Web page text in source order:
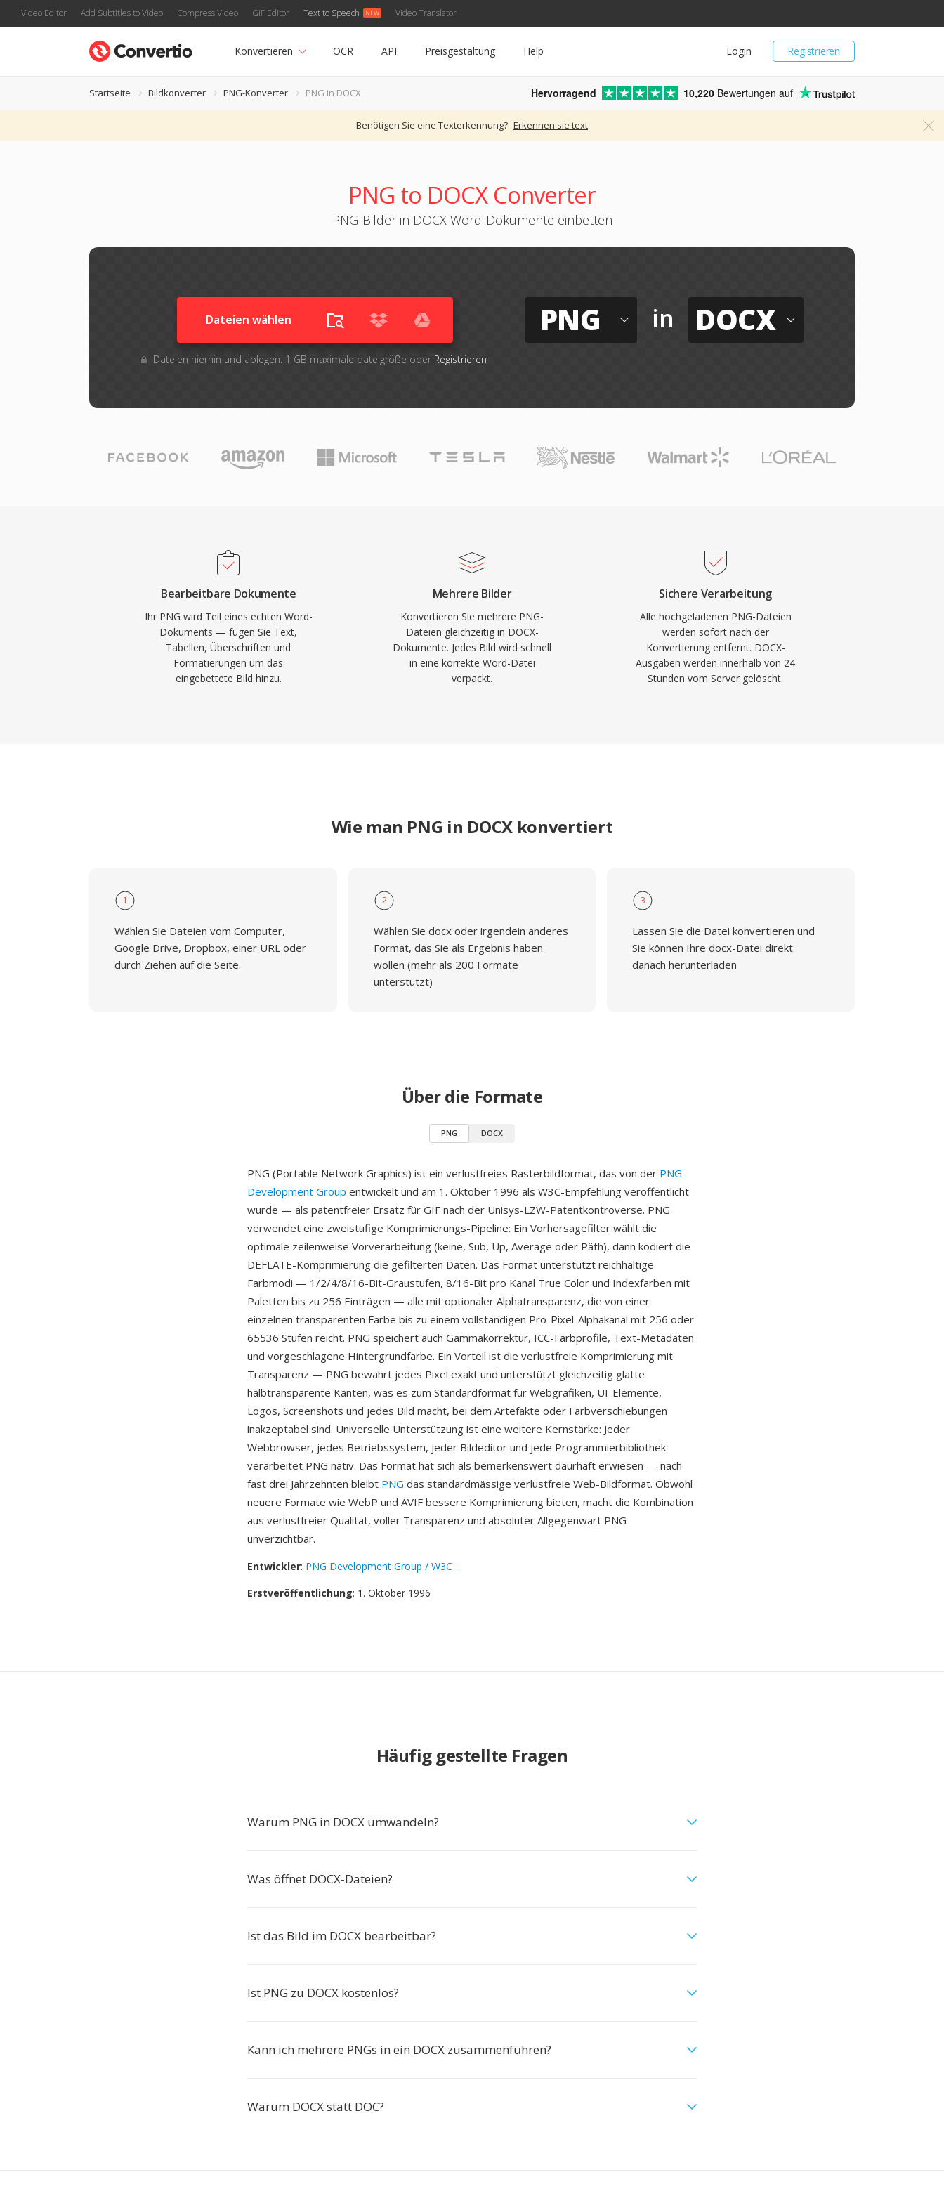
Video Editor Add Subtitles to Video Compress Video GIF Editor Text to Speech Video Translator
Registrieren
Login
Konvertieren OCR API Preisgestaltung Help
Startseite Bildkonverter PNG-Konverter PNG in DOCX Hervorragend 10,220 Bewertungen auf
Benötigen Sie eine Texterkennung? Erkennen sie text
PNG to DOCX Converter
PNG-Bilder in DOCX Word-Dokumente einbetten
Dateien wählen
Dateien hierhin und ablegen. 1 GB maximale dateigröße oder Registrieren
PNG in DOCX
Bearbeitbare Dokumente
Ihr PNG wird Teil eines echten Word-
Dokuments — fügen Sie Text,
Tabellen, Überschriften und
Formatierungen um das
eingebettete Bild hinzu.
Mehrere Bilder
Konvertieren Sie mehrere PNG-
Dateien gleichzeitig in DOCX-
Dokumente. Jedes Bild wird schnell
in eine korrekte Word-Datei
verpackt.
Sichere Verarbeitung
Alle hochgeladenen PNG-Dateien
werden sofort nach der
Konvertierung entfernt. DOCX-
Ausgaben werden innerhalb von 24
Stunden vom Server gelöscht.
Wie man PNG in DOCX konvertiert
1
Wählen Sie Dateien vom Computer,
Google Drive, Dropbox, einer URL oder
durch Ziehen auf die Seite.
2
Wählen Sie docx oder irgendein anderes
Format, das Sie als Ergebnis haben
wollen (mehr als 200 Formate
unterstützt)
3
Lassen Sie die Datei konvertieren und
Sie können Ihre docx-Datei direkt
danach herunterladen
Über die Formate
PNG DOCX
PNG (Portable Network Graphics) ist ein verlustfreies Rasterbildformat, das von der PNG
Development Group entwickelt und am 1. Oktober 1996 als W3C-Empfehlung veröffentlicht
wurde — als patentfreier Ersatz für GIF nach der Unisys-LZW-Patentkontroverse. PNG
verwendet eine zweistufige Komprimierungs-Pipeline: Ein Vorhersagefilter wählt die
optimale zeilenweise Vorverarbeitung (keine, Sub, Up, Average oder Päth), dann kodiert die
DEFLATE-Komprimierung die gefilterten Daten. Das Format unterstützt reichhaltige
Farbmodi — 1/2/4/8/16-Bit-Graustufen, 8/16-Bit pro Kanal True Color und Indexfarben mit
Paletten bis zu 256 Einträgen — alle mit optionaler Alphatransparenz, die von einer
einzelnen transparenten Farbe bis zu einem vollständigen Pro-Pixel-Alphakanal mit 256 oder
65536 Stufen reicht. PNG speichert auch Gammakorrektur, ICC-Farbprofile, Text-Metadaten
und vorgeschlagene Hintergrundfarbe. Ein Vorteil ist die verlustfreie Komprimierung mit
Transparenz — PNG bewahrt jedes Pixel exakt und unterstützt gleichzeitig glatte
halbtransparente Kanten, was es zum Standardformat für Webgrafiken, UI-Elemente,
Logos, Screenshots und jedes Bild macht, bei dem Artefakte oder Farbverschiebungen
inakzeptabel sind. Universelle Unterstützung ist eine weitere Kernstärke: Jeder
Webbrowser, jedes Betriebssystem, jeder Bildeditor und jede Programmierbibliothek
verarbeitet PNG nativ. Das Format hat sich als bemerkenswert daürhaft erwiesen — nach
fast drei Jahrzehnten bleibt PNG das standardmässige verlustfreie Web-Bildformat. Obwohl
neuere Formate wie WebP und AVIF bessere Komprimierung bieten, macht die Kombination
aus verlustfreier Qualität, voller Transparenz und absoluter Allgegenwart PNG
unverzichtbar.
Entwickler: PNG Development Group / W3C
Erstveröffentlichung: 1. Oktober 1996
Häufig gestellte Fragen
Warum PNG in DOCX umwandeln?
Was öffnet DOCX-Dateien?
Ist das Bild im DOCX bearbeitbar?
Ist PNG zu DOCX kostenlos?
Kann ich mehrere PNGs in ein DOCX zusammenführen?
Warum DOCX statt DOC?